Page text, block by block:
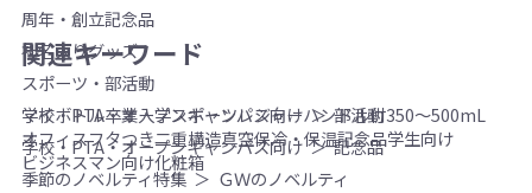
周年・創立記念品
社名入りグッズ
スポーツ・部活動
学校・PTA・オープンキャンパス向け
部活動
学校・PTA・オープンキャンパス向け
記念品
季節のノベルティ特集
ＧＷのノベルティ
関連キーワード
マイボトル卒業入学スポーツレジャーハンドル付350～500mL
オフィスフタつき二重構造真空保冷・保温記念品学生向け
ビジネスマン向け化粧箱